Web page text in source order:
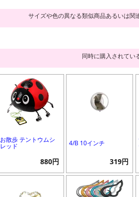
サイズや色の異なる類似商品あるいは関
同時に購入されてい
お散歩 テントウムシ
レッド
880円
4/B 10インチ
319円